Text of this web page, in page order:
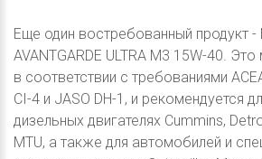
Еще один востребованный продукт -
AVANTGARDE ULTRA М3 15W-40.
в соответствии с требованиями
CI-4 и JASO DH-1, и рекомендуется
дизельных двигателях Cummins,
MTU, а также для автомобилей и